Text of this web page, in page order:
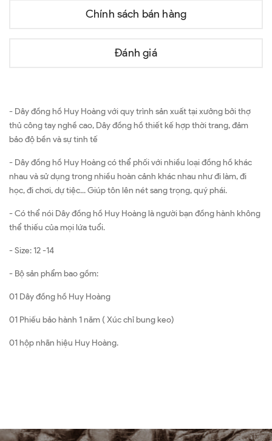
Chính sách bán hàng
Đánh giá
- Dây đồng hồ Huy Hoàng với quy trình sản xuất tại xưởng bởi thợ
thủ công tay nghề cao, Dây đồng hồ thiết kế hợp thời trang, đảm
bảo độ bền và sự tinh tế
- Dây đồng hồ Huy Hoàng có thể phối với nhiều loại đồng hồ khác
nhau và sử dụng trong nhiều hoàn cảnh khác nhau như đi làm, đi
học, đi chơi, dự tiệc... Giúp tôn lên nét sang trọng, quý phái.
- Có thể nói Dây đồng hồ Huy Hoàng là người bạn đồng hành không
thể thiếu của mọi lứa tuổi.
- Size: 12 -14
- Bộ sản phẩm bao gồm:
01 Dây đồng hồ Huy Hoàng
01 Phiếu bảo hành 1 năm ( Xúc chỉ bung keo)
01 hộp nhãn hiệu Huy Hoàng.